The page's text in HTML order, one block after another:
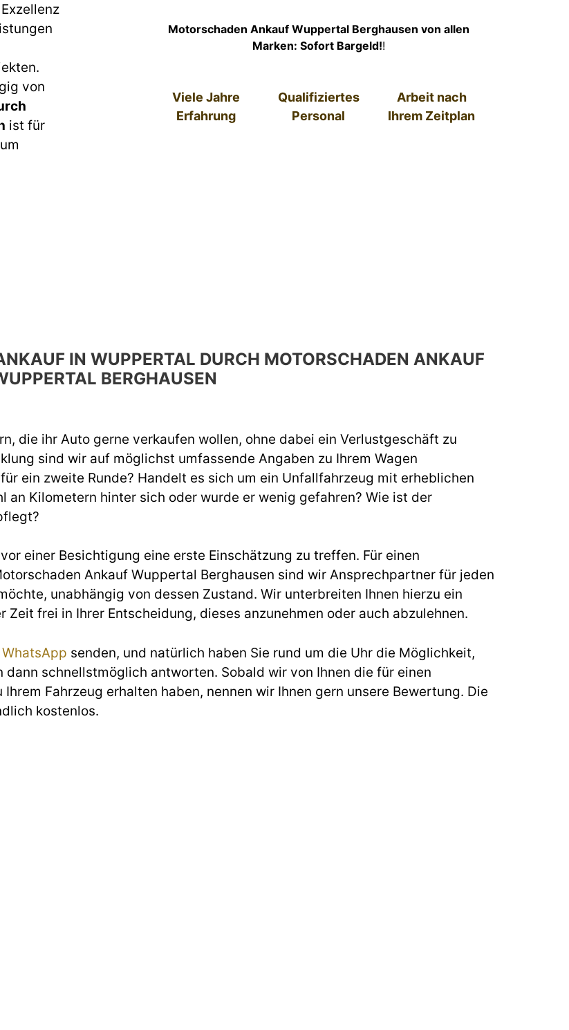
von
ist für
Motorschaden Ankauf Wuppertal Berghausen von allen
Marken: Sofort Bargeld!!
Viele Jahre
Erfahrung
Qualifiziertes
Personal
Arbeit nach
Ihrem Zeitplan
IN WUPPERTAL DURCH MOTORSCHADEN ANKAUF
BERGHAUSEN
die ihr Auto gerne verkaufen wollen, ohne dabei ein Verlustgeschäft zu
sind wir auf möglichst umfassende Angaben zu Ihrem Wagen
ein zweite Runde? Handelt es sich um ein Unfallfahrzeug mit erheblichen
an Kilometern hinter sich oder wurde er wenig gefahren? Wie ist der
einer Besichtigung eine erste Einschätzung zu treffen. Für einen
Ankauf Wuppertal Berghausen sind wir Ansprechpartner für jeden
unabhängig von dessen Zustand. Wir unterbreiten Ihnen hierzu ein
frei in Ihrer Entscheidung, dieses anzunehmen oder auch abzulehnen.
WhatsApp senden, und natürlich haben Sie rund um die Uhr die Möglichkeit,
dann schnellstmöglich antworten. Sobald wir von Ihnen die für einen
Fahrzeug erhalten haben, nennen wir Ihnen gern unsere Bewertung. Die
kostenlos.